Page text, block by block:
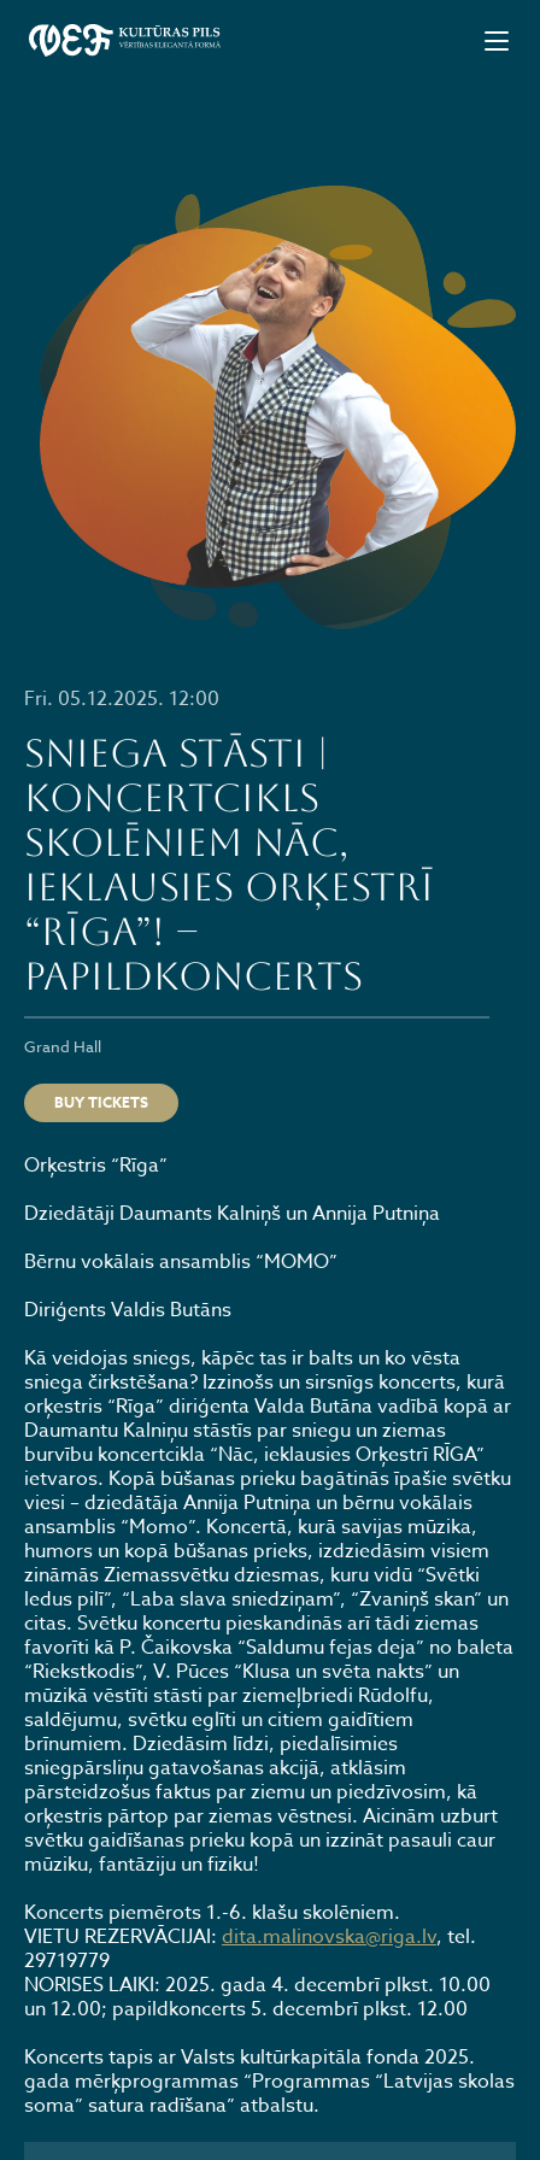
Fri. 05.12.2025. 12:00
SNIEGA STĀSTI |
Koncertcikls
skolēniem NĀC,
IEKLAUSIES ORĶESTRĪ
“RĪGA”! –
PAPILDKONCERTS
Grand Hall
BUY TICKETS
Orķestris “Rīga”
Dziedātāji Daumants Kalniņš un Annija Putniņa
Bērnu vokālais ansamblis “MOMO”
Diriģents Valdis Butāns
Kā veidojas sniegs, kāpēc tas ir balts un ko vēsta
sniega čirkstēšana? Izzinošs un sirsnīgs koncerts, kurā
orķestris “Rīga” diriģenta Valda Butāna vadībā kopā ar
Daumantu Kalniņu stāstīs par sniegu un ziemas
burvību koncertcikla “Nāc, ieklausies Orķestrī RĪGA”
ietvaros. Kopā būšanas prieku bagātinās īpašie svētku
viesi – dziedātāja Annija Putniņa un bērnu vokālais
ansamblis “Momo”. Koncertā, kurā savijas mūzika,
humors un kopā būšanas prieks, izdziedāsim visiem
zināmās Ziemassvētku dziesmas, kuru vidū “Svētki
ledus pilī”, “Laba slava sniedziņam”, “Zvaniņš skan” un
citas. Svētku koncertu pieskandinās arī tādi ziemas
favorīti kā P. Čaikovska “Saldumu fejas deja” no baleta
“Riekstkodis”, V. Pūces “Klusa un svēta nakts” un
mūzikā vēstīti stāsti par ziemeļbriedi Rūdolfu,
saldējumu, svētku eglīti un citiem gaidītiem
brīnumiem. Dziedāsim līdzi, piedalīsimies
sniegpārsliņu gatavošanas akcijā, atklāsim
pārsteidzošus faktus par ziemu un piedzīvosim, kā
orķestris pārtop par ziemas vēstnesi. Aicinām uzburt
svētku gaidīšanas prieku kopā un izzināt pasauli caur
mūziku, fantāziju un fiziku!
Koncerts piemērots 1.-6. klašu skolēniem.
VIETU REZERVĀCIJAI: dita.malinovska@riga.lv, tel.
29719779
NORISES LAIKI: 2025. gada 4. decembrī plkst. 10.00
un 12.00; papildkoncerts 5. decembrī plkst. 12.00
Koncerts tapis ar Valsts kultūrkapitāla fonda 2025.
gada mērķprogrammas “Programmas “Latvijas skolas
soma” satura radīšana” atbalstu.